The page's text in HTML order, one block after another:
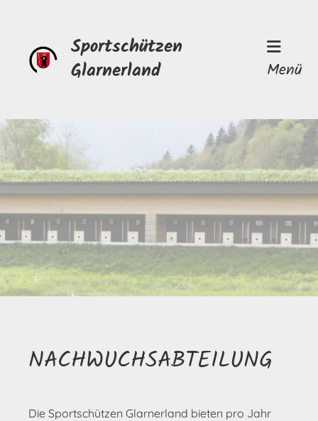
Sportschützen
Glarnerland
Menü
NACHWUCHSABTEILUNG
Die Sportschützen Glarnerland bieten pro Jahr